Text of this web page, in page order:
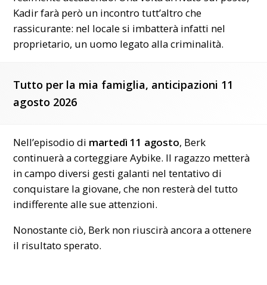
Kadir farà però un incontro tutt’altro che
rassicurante: nel locale si imbatterà infatti nel
proprietario, un uomo legato alla criminalità.
Tutto per la mia famiglia, anticipazioni 11
agosto 2026
Nell’episodio di martedì 11 agosto, Berk
continuerà a corteggiare Aybike. Il ragazzo metterà
in campo diversi gesti galanti nel tentativo di
conquistare la giovane, che non resterà del tutto
indifferente alle sue attenzioni.
Nonostante ciò, Berk non riuscirà ancora a ottenere
il risultato sperato.